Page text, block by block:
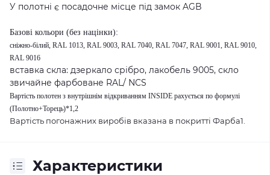
У полотні є посадочне місце під замок AGB
Базові кольори (без націнки):
сніжно-білий, RAL 1013, RAL 9003, RAL 7040, RAL 7047, RAL 9001, RAL 9010,
RAL 9016
вставка скла: дзеркало срібро, лакобель 9005, скло
звичайне фарбоване RAL/ NCS
Вартість полотен з внутрішнім відкриванням INSIDE рахується по формулі
(Полотно+Торець)*1,2
Вартість погонажних виробів вказана в покритті Фарба1.
Характеристики